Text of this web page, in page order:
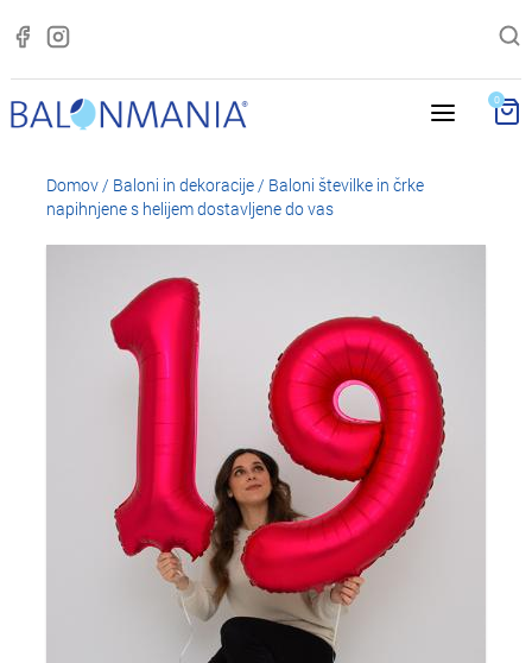
0
Domov/ Baloni in dekoracije/ Baloni številke in črke
napihnjene s helijem dostavljene do vas